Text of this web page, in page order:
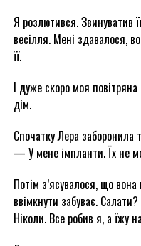
Я розлютився. Звинуватив
весілля. Мені здавалося,
її.
І дуже скоро моя
дім.
Спочатку Лера заборонила
— У мене імпланти. Їх не
Потім з’ясувалося, що
ввімкнути забуває.
Ніколи. Все робив я, а їжу